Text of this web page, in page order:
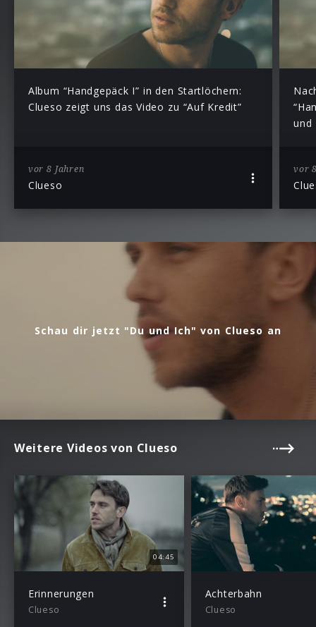
Album “Handgepäck I” in den Startlöchern:
Clueso zeigt uns das Video zu “Auf Kredit”
vor 8 Jahren
Clueso
und
vor
Schau dir jetzt "Du und Ich" von Clueso an
Weitere Videos von Clueso
04:45
Erinnerungen
Clueso
Achterbahn
Clueso